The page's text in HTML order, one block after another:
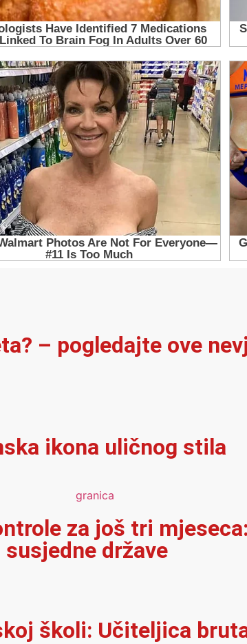
– pogledajte ove
ikona uličnog stila
za još tri
države
školi: Učiteljica